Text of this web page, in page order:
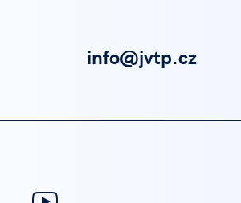
info@jvtp.cz